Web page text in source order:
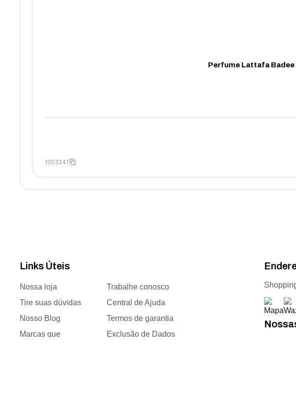
Perfume Lattafa Badee
1053241
Links Úteis
Nossa loja
Trabalhe conosco
Tire suas dúvidas
Central de Ajuda
Nosso Blog
Termos de garantia
Marcas que
Exclusão de Dados